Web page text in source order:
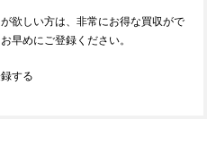
欲しい方は、非常にお得な買収がで
早めにご登録ください。
する